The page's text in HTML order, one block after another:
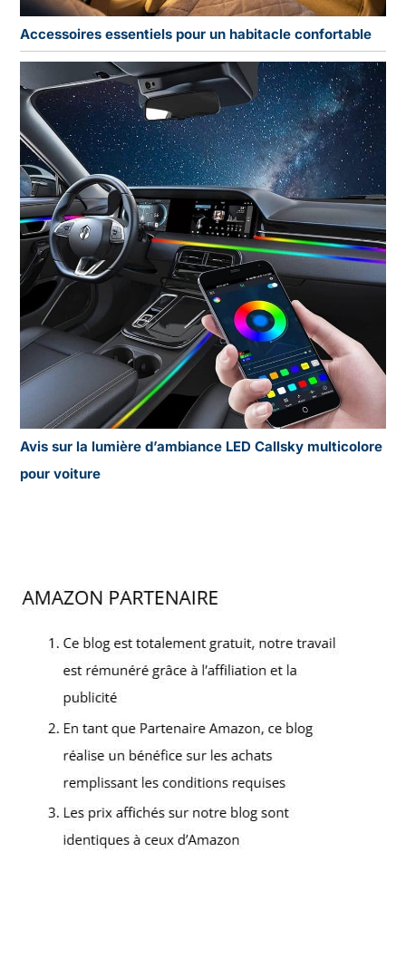
Accessoires essentiels pour un habitacle confortable
Avis sur la lumière d’ambiance LED Callsky multicolore
pour voiture